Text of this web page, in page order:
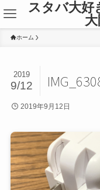
スタバ大好
ホーム
2019
9/12
2019年9月12日